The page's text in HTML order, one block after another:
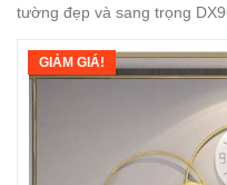
tường đẹp và sang trọng
GIẢM GIÁ!